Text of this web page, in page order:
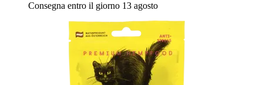
Consegna entro il giorno 13 agosto